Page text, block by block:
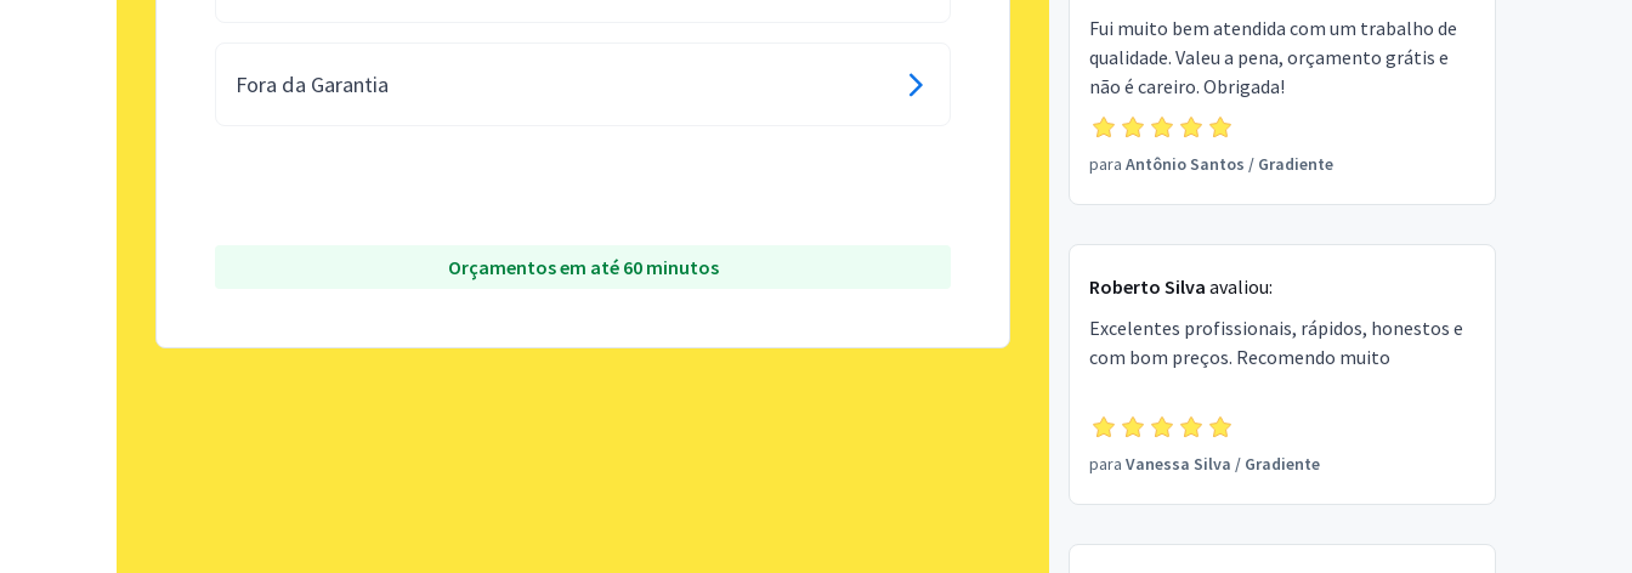
Fora da Garantia
Orçamentos em até 60 minutos
Fui muito bem atendida com um trabalho de
qualidade. Valeu a pena, orçamento grátis e
não é careiro. Obrigada!
para Antônio Santos / Gradiente
Roberto Silva avaliou:
Excelentes profissionais, rápidos, honestos e
com bom preços. Recomendo muito
para Vanessa Silva / Gradiente